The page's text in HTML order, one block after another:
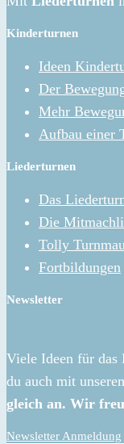
Kinderturnen
Ideen
Der
Mehr
Aufbau einer
Liederturnen
Das
Die
Tolly
Fortbildungen
Newsletter
Viele Ideen für das
du auch mit
gleich an. Wir
Newsletter Anmeldung